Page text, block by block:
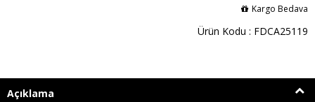
Kargo Bedava
Ürün Kodu : FDCA25119
Açıklama